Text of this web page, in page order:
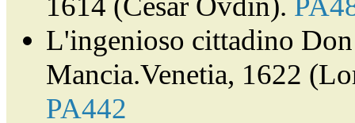
L'ingenioso cittadino
Mancia.Venetia, 1622
PA442